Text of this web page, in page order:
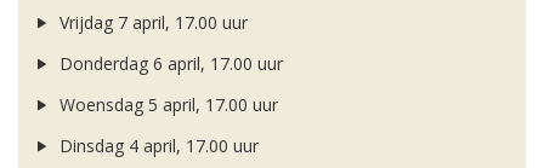
Vrijdag 7 april, 17.00 uur
Donderdag 6 april, 17.00 uur
Woensdag 5 april, 17.00 uur
Dinsdag 4 april, 17.00 uur